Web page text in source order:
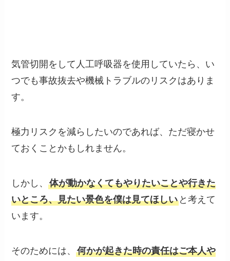
気管切開をして人工呼吸器を使用していたら、い
つでも事故抜去や機械トラブルのリスクはありま
す。
極力リスクを減らしたいのであれば、ただ寝かせ
ておくことかもしれません。
しかし、体が動かなくてもやりたいことや行きた
いところ、見たい景色を僕は見てほしい と考えて
います。
そのためには、何かが起きた時の責任はご本人や